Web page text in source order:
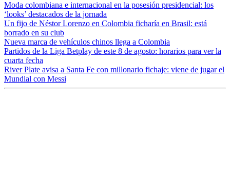
Moda colombiana e internacional en la posesión presidencial: los
‘looks’ destacados de la jornada
Un fijo de Néstor Lorenzo en Colombia ficharía en Brasil: está
borrado en su club
Nueva marca de vehículos chinos llega a Colombia
Partidos de la Liga Betplay de este 8 de agosto: horarios para ver la
cuarta fecha
River Plate avisa a Santa Fe con millonario fichaje: viene de jugar el
Mundial con Messi